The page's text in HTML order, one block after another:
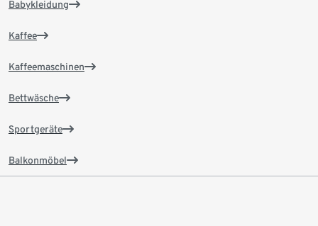
Babykleidung
Kaffee
Kaffeemaschinen
Bettwäsche
Sportgeräte
Balkonmöbel